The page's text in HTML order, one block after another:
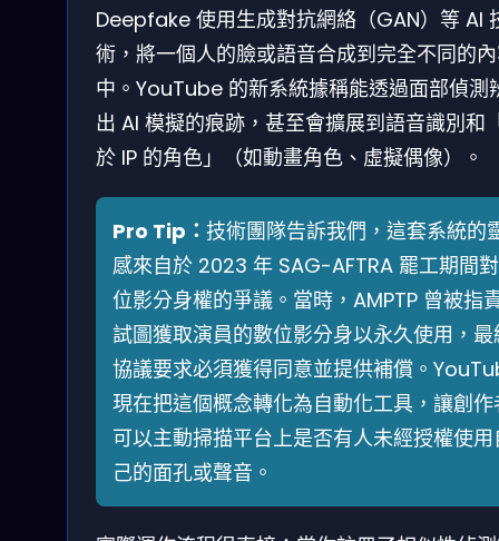
Deepfake 使用生成對抗網絡（GAN）等 AI
術，將一個人的臉或語音合成到完全不同的
中。YouTube 的新系統據稱能透過面部偵測
出 AI 模擬的痕跡，甚至會擴展到語音識別和
於 IP 的角色」（如動畫角色、虛擬偶像）。
Pro Tip： 技術團隊告訴我們，這套系統的
感來自於 2023 年 SAG-AFTRA 罷工期間
位影分身權的爭議。當時，AMPTP 曾被指
試圖獲取演員的數位影分身以永久使用，最
協議要求必須獲得同意並提供補償。
現在把這個概念轉化為自動化工具，讓創作
可以主動掃描平台上是否有人未經授權使用
己的面孔或聲音。